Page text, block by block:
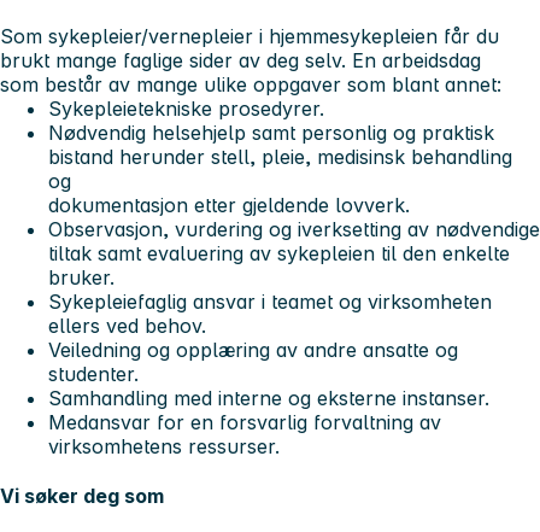
Som sykepleier/vernepleier i hjemmesykepleien får du
brukt mange faglige sider av deg selv. En arbeidsdag
som består av mange ulike oppgaver som blant annet:
Sykepleietekniske prosedyrer.
Nødvendig helsehjelp samt personlig og praktisk
bistand herunder stell, pleie, medisinsk behandling
og
dokumentasjon etter gjeldende lovverk.
Observasjon, vurdering og iverksetting av nødvendige
tiltak samt evaluering av sykepleien til den enkelte
bruker.
Sykepleiefaglig ansvar i teamet og virksomheten
ellers ved behov.
Veiledning og opplæring av andre ansatte og
studenter.
Samhandling med interne og eksterne instanser.
Medansvar for en forsvarlig forvaltning av
virksomhetens ressurser.
Vi søker deg som